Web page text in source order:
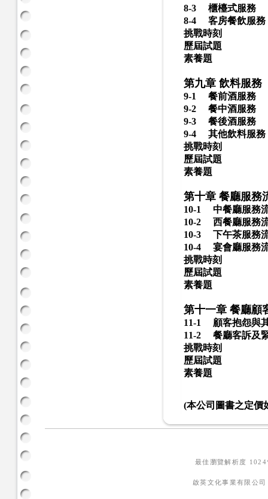
8-3
櫃檯式服務
8-4
客房餐飲服務
挑戰時刻
歷屆試題
素養題
第九章 飲料服務
9-1
餐前酒服務
9-2
餐中酒服務
9-3
餐後酒服務
9-4
其他飲料服務
挑戰時刻
歷屆試題
素養題
第十章 餐廳服務
10-1
中餐廳服務
10-2
西餐廳服務
10-3
下午茶服務
10-4
宴會廳服務
挑戰時刻
歷屆試題
素養題
第十一章 餐廳顧
11-1
顧客抱怨與
11-2
餐廳客訴及
挑戰時刻
歷屆試題
素養題
(本公司圖書之定價
最佳瀏覽解析度
啟英文化事業有限公